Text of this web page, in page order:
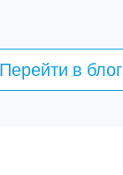
Перейти в блог